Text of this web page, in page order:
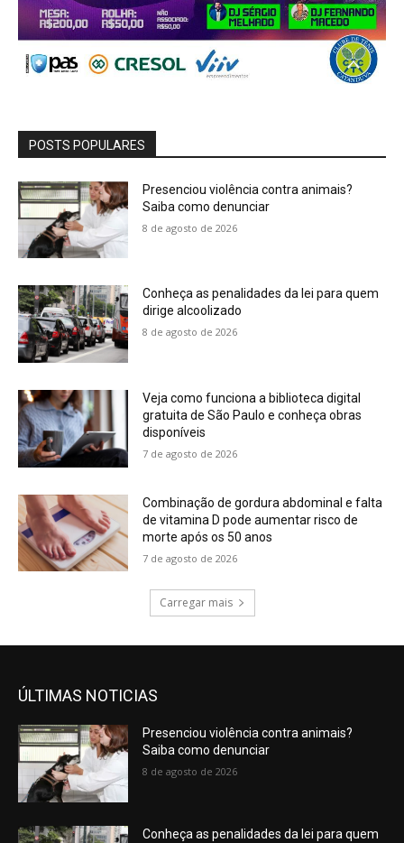
POSTS POPULARES
Presenciou violência contra animais?
Saiba como denunciar
8 de agosto de 2026
Conheça as penalidades da lei para quem
dirige alcoolizado
8 de agosto de 2026
Veja como funciona a biblioteca digital
gratuita de São Paulo e conheça obras
disponíveis
7 de agosto de 2026
Combinação de gordura abdominal e falta
de vitamina D pode aumentar risco de
morte após os 50 anos
7 de agosto de 2026
Carregar mais
ÚLTIMAS NOTICIAS
Presenciou violência contra animais?
Saiba como denunciar
8 de agosto de 2026
Conheça as penalidades da lei para quem